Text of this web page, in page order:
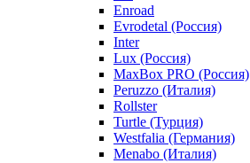
Enroad
Evrodetal (Россия)
Inter
Lux (Россия)
MaxBox PRO (Россия)
Peruzzo (Италия)
Rollster
Turtle (Турция)
Westfalia (Германия)
Menabo (Италия)